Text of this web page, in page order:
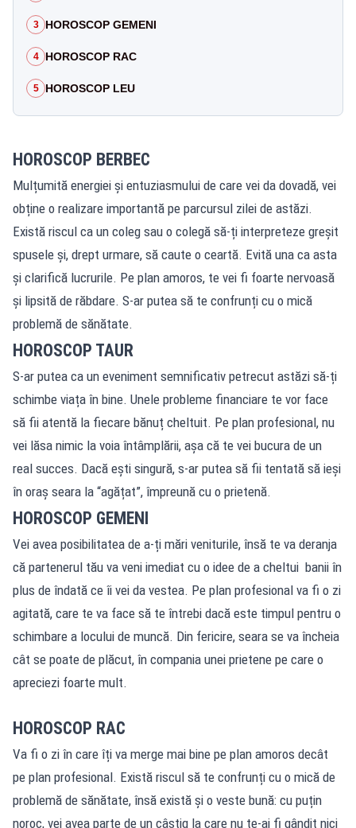
3 HOROSCOP GEMENI
4 HOROSCOP RAC
5 HOROSCOP LEU
HOROSCOP BERBEC
Mulțumită energiei și entuziasmului de care vei da dovadă, vei
obține o realizare importantă pe parcursul zilei de astăzi.
Există riscul ca un coleg sau o colegă să-ți interpreteze greșit
spusele și, drept urmare, să caute o ceartă. Evită una ca asta
și clarifică lucrurile. Pe plan amoros, te vei fi foarte nervoasă
și lipsită de răbdare. S-ar putea să te confrunți cu o mică
problemă de sănătate.
HOROSCOP TAUR
S-ar putea ca un eveniment semnificativ petrecut astăzi să-ți
schimbe viața în bine. Unele probleme financiare te vor face
să fii atentă la fiecare bănuț cheltuit. Pe plan profesional, nu
vei lăsa nimic la voia întâmplării, așa că te vei bucura de un
real succes. Dacă ești singură, s-ar putea să fii tentată să ieși
în oraș seara la “agățat”, împreună cu o prietenă.
HOROSCOP GEMENI
Vei avea posibilitatea de a-ți mări veniturile, însă te va deranja
că partenerul tău va veni imediat cu o idee de a cheltui banii în
plus de îndată ce îi vei da vestea. Pe plan profesional va fi o zi
agitată, care te va face să te întrebi dacă este timpul pentru o
schimbare a locului de muncă. Din fericire, seara se va încheia
cât se poate de plăcut, în compania unei prietene pe care o
apreciezi foarte mult.
HOROSCOP RAC
Va fi o zi în care îți va merge mai bine pe plan amoros decât
pe plan profesional. Există riscul să te confrunți cu o mică de
problemă de sănătate, însă există și o veste bună: cu puțin
noroc, vei avea parte de un câștig la care nu te-ai fi gândit nici